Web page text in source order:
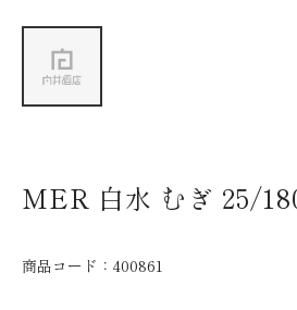
MER 白水 むぎ 25/
商品コード： 400861